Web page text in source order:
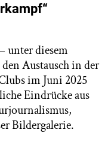
unter diesem
Austausch in der
im Juni 2025
Eindrücke aus
Bildergalerie.